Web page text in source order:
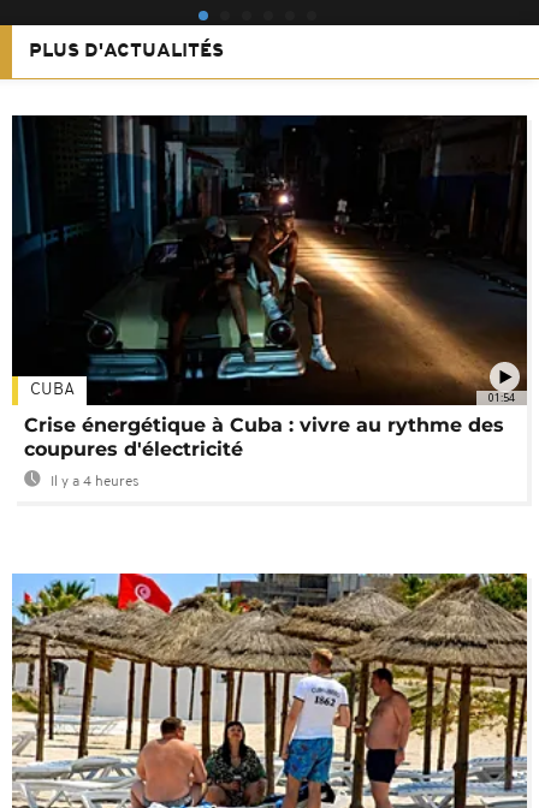
PLUS D'ACTUALITÉS
01:54
CUBA
Crise énergétique à Cuba : vivre au rythme des
coupures d'électricité
Il y a 4 heures